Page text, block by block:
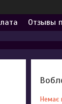
Отзывы
Немає